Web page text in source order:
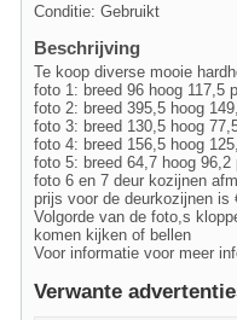
Conditie: Gebruikt
Beschrijving
Te koop diverse mooie
foto 1: breed 96 hoog 117,5
foto 2: breed 395,5 hoog
foto 3: breed 130,5 hoog
foto 4: breed 156,5 hoog
foto 5: breed 64,7 hoog 96,2
foto 6 en 7 deur kozijnen
prijs voor de deurkozijnen is
Volgorde van de foto,s
komen kijken of bellen
Voor informatie voor meer
Verwante